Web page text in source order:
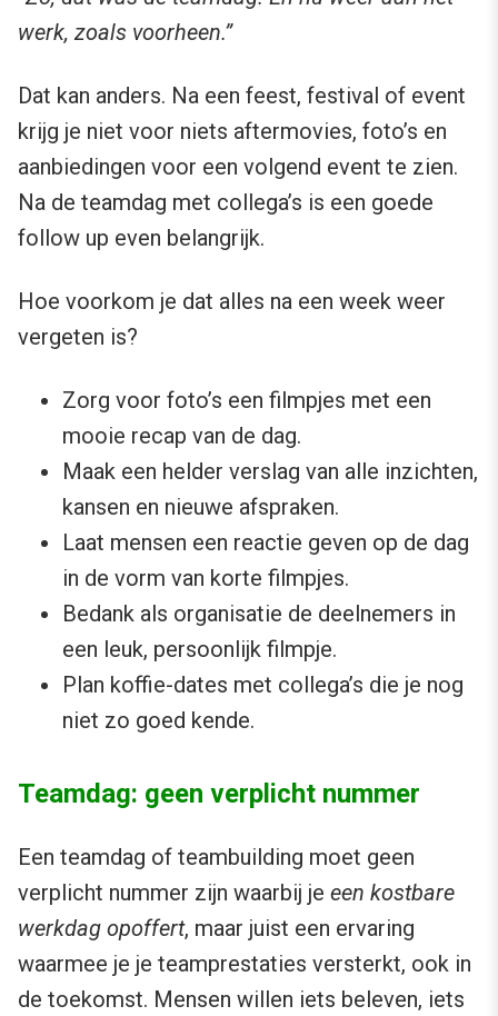
werk, zoals voorheen.”
Dat kan anders. Na een feest, festival of event
krijg je niet voor niets aftermovies, foto’s en
aanbiedingen voor een volgend event te zien.
Na de teamdag met collega’s is een goede
follow up even belangrijk.
Hoe voorkom je dat alles na een week weer
vergeten is?
Zorg voor foto’s een filmpjes met een
mooie recap van de dag.
Maak een helder verslag van alle inzichten,
kansen en nieuwe afspraken.
Laat mensen een reactie geven op de dag
in de vorm van korte filmpjes.
Bedank als organisatie de deelnemers in
een leuk, persoonlijk filmpje.
Plan koffie-dates met collega’s die je nog
niet zo goed kende.
Teamdag: geen verplicht nummer
Een teamdag of teambuilding moet geen
verplicht nummer zijn waarbij je een kostbare
werkdag opoffert, maar juist een ervaring
waarmee je je teamprestaties versterkt, ook in
de toekomst. Mensen willen iets beleven, iets